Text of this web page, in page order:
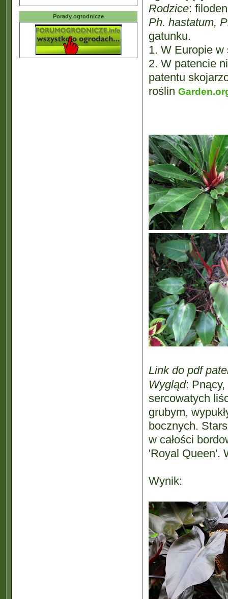
Porady ogrodnicze
Rodzice:
Ph. hastatum,
gatunku.
1. W Europie
2. W patencie
patentu
roślin
Link do pdf
Wygląd: Pnący,
sercowatych
grubym,
bocznych.
w całości
'Royal Queen'.
Wynik: